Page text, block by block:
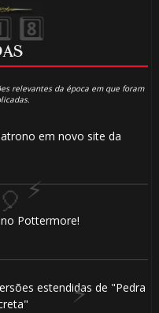
relevantes da época em que foram
em novo site da
Pottermore!
estendidas de "Pedra